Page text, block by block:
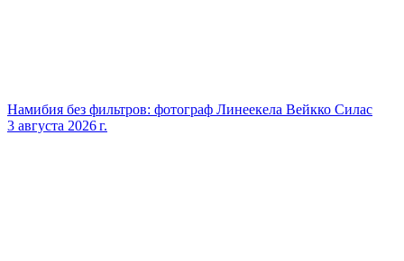
Намибия без фильтров: фотограф Линеекела Вейкко Силас
3 августа 2026 г.